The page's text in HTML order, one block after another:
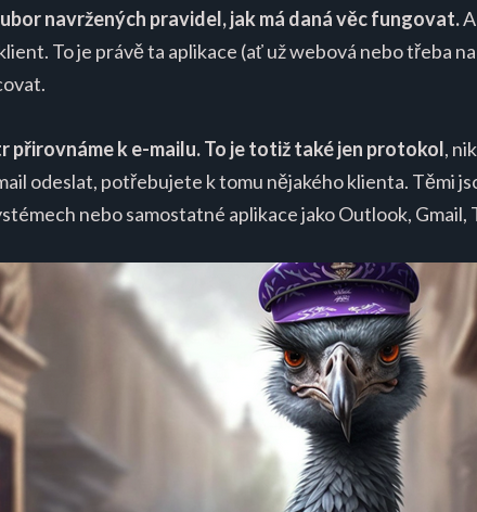
navržených pravidel, jak má daná věc fungovat.
To je právě ta aplikace (ať už webová nebo třeba
přirovnáme k e-mailu. To je totiž také jen protokol,
odeslat, potřebujete k tomu nějakého klienta. Těmi
nebo samostatné aplikace jako Outlook,